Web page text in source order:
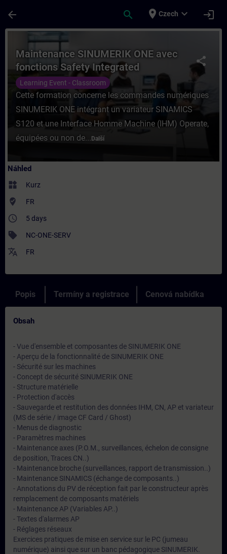
arrow_back search place Czech expand_more login
Kurz - Maintenance SINUMERIK ONE
share
Maintenance SINUMERIK ONE avec
fonctions Safety Integrated
Learning Event - Classroom
Cette formation concerne les commandes numériques
SINUMERIK ONE intégrant un variateur SINAMICS
S120 et une Interface Homme Machine (IHM) Operate,
équipées ou non de... Další
Náhled
widgets Kurz
where_to_vote FR
access_time 5 days
sell NC-ONE-SERV
translate FR
Popis Termíny a registrace Cenová nabídka
Obsah
- Vue d'ensemble et composantes de SINUMERIK ONE
- Aperçu de la fonctionnalité de SINUMERIK ONE
- Sécurité sur les machines
- Concept de sécurité SINUMERIK ONE
- Structure matérielle
- Protection d'accès
- Sauvegarde et restitution des données IHM, CN, AP et variateur
(MS de série / image CF Card / Ghost)
- Menus de diagnostic
- Paramètres machines
- Maintenance axes (P.O.M., surveillances, échelon de consigne
de position, Traces CN..)
- Maintenance broche (surveillances, rapport de transmission..)
- Maintenance SINAMICS (échange de composants..)
- Annotations du PV de réception fait par le constructeur après
remplacement de composants matériels
- Maintenance AP (Variables AP..)
- Textes d'alarmes AP
- Réglages réseaux
Exercices pratiques de mise en service sur le PC (jumeau
numérique) ainsi que sur un banc pédagogique SINUMERIK.